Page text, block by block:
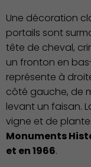
Une décoration
portails sont
tête de cheval,
un fronton en
représente à
côté gauche, de
levant un faisan.
vigne et de
Monuments
et en 1966.